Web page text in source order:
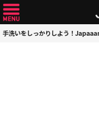
手洗いをしっかりしよう！